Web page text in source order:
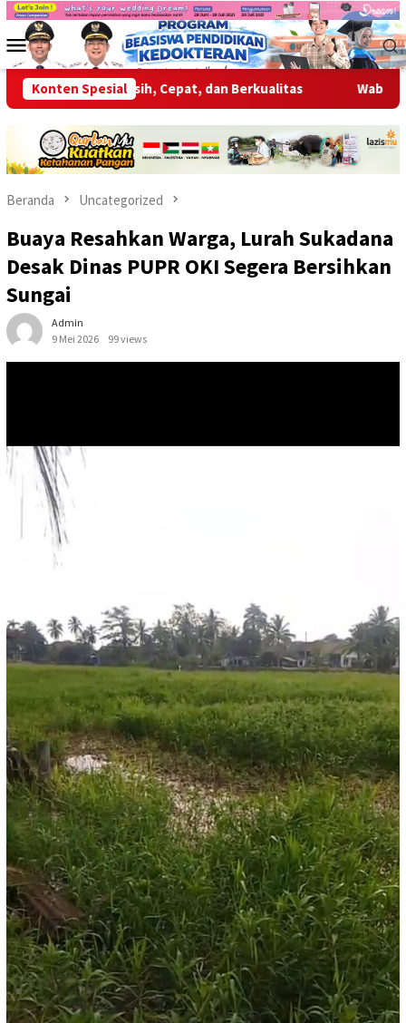
Loncat
kontenMenu
Mobile
Konten Spesial
Bersih, Cepat, dan Berkualitas Wabup OKU Ajak
Beranda Uncategorized
Buaya Resahkan Warga, Lurah Sukadana
Desak Dinas PUPR OKI Segera Bersihkan
Sungai
Admin
9 Mei 2026
99 views